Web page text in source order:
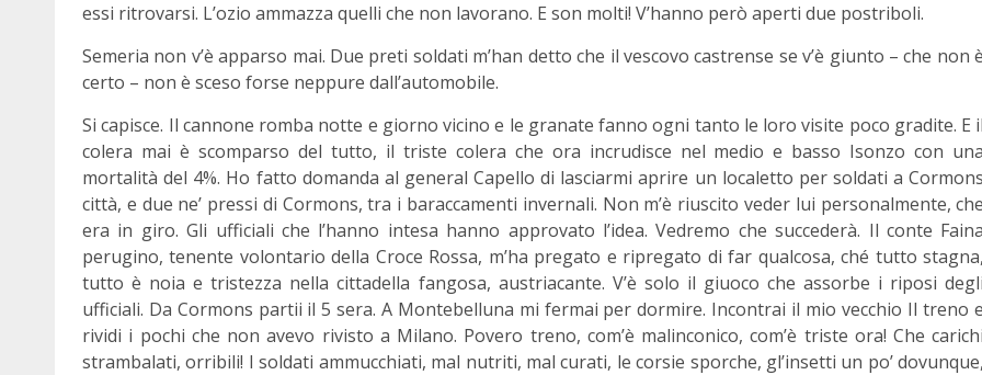
essi ritrovarsi. L’ozio ammazza quelli che non lavorano. E son molti! V’hanno però aperti due postriboli.
Semeria non v’è apparso mai. Due preti soldati m’han detto che il vescovo castrense se v’è giunto – che non è
certo – non è sceso forse neppure dall’automobile.
Si capisce. Il cannone romba notte e giorno vicino e le granate fanno ogni tanto le loro visite poco gradite. E il
colera mai è scomparso del tutto, il triste colera che ora incrudisce nel medio e basso Isonzo con una
mortalità del 4%. Ho fatto domanda al general Capello di lasciarmi aprire un localetto per soldati a Cormons
città, e due ne’ pressi di Cormons, tra i baraccamenti invernali. Non m’è riuscito veder lui personalmente, che
era in giro. Gli ufficiali che l’hanno intesa hanno approvato l’idea. Vedremo che succederà. Il conte Faina
perugino, tenente volontario della Croce Rossa, m’ha pregato e ripregato di far qualcosa, ché tutto stagna,
tutto è noia e tristezza nella cittadella fangosa, austriacante. V’è solo il giuoco che assorbe i riposi degli
ufficiali. Da Cormons partii il 5 sera. A Montebelluna mi fermai per dormire. Incontrai il mio vecchio II treno e
rividi i pochi che non avevo rivisto a Milano. Povero treno, com’è malinconico, com’è triste ora! Che carichi
strambalati, orribili! I soldati ammucchiati, mal nutriti, mal curati, le corsie sporche, gl’insetti un po’ dovunque,